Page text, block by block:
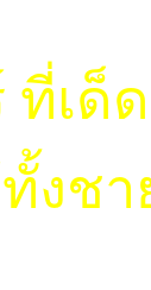
ที่เด็
งช